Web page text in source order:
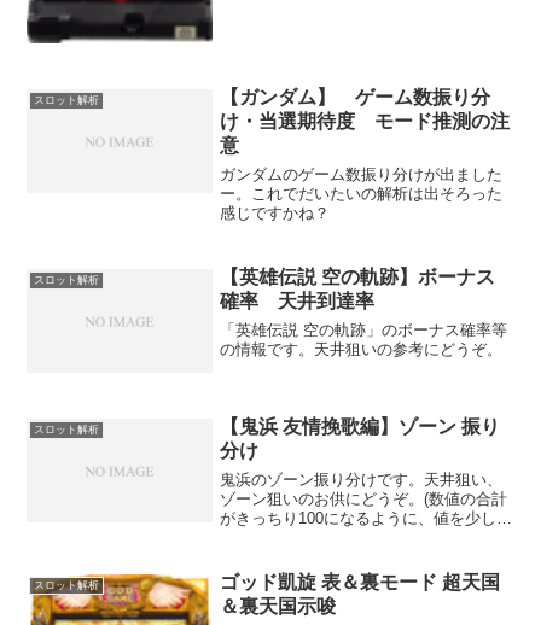
スロット解析
【ガンダム】 ゲーム数振り分
け・当選期待度 モード推測の注
意
ガンダムのゲーム数振り分けが出ました
ー。これでだいたいの解析は出そろった
感じですかね？
スロット解析
【英雄伝説 空の軌跡】ボーナス
確率 天井到達率
「英雄伝説 空の軌跡」のボーナス確率等
の情報です。天井狙いの参考にどうぞ。
スロット解析
【鬼浜 友情挽歌編】ゾーン 振り
分け
鬼浜のゾーン振り分けです。天井狙い、
ゾーン狙いのお供にどうぞ。(数値の合計
がきっちり100になるように、値を少しだ
打った場合のモードごとのＧ数解除期待
度も出してみまし...
スロット解析
ゴッド凱旋 表＆裏モード 超天国
＆裏天国示唆